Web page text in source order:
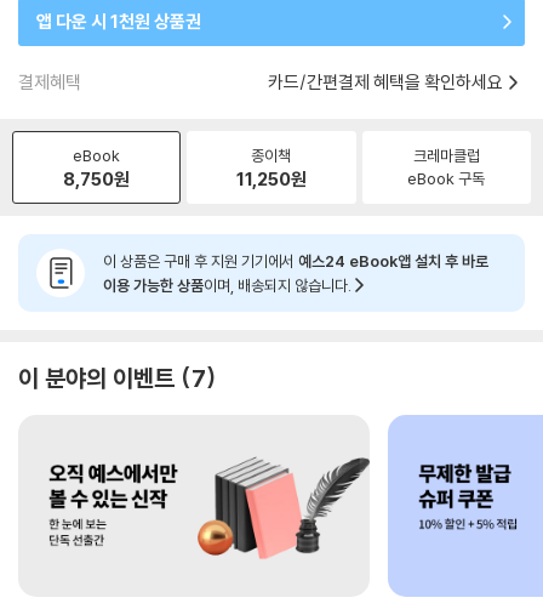
앱 다운 시 1천원 상품권
결제혜택 카드/간편결제 혜택을 확인하세요
eBook
8,750원
종이책
11,250원
크레마클럽
eBook 구독
이 상품은 구매 후 지원 기기에서 예스24 eBook앱 설치 후 바로
이용 가능한 상품이며, 배송되지 않습니다.
이 분야의 이벤트 7